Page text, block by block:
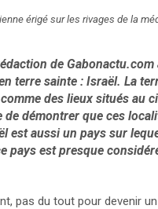
érigé sur les rivages de la
de Gabonactu.com
terre sainte : Israël. La
des lieux situés au
démontrer que ces
est aussi un pays sur
pays est presque
pas du tout pour devenir